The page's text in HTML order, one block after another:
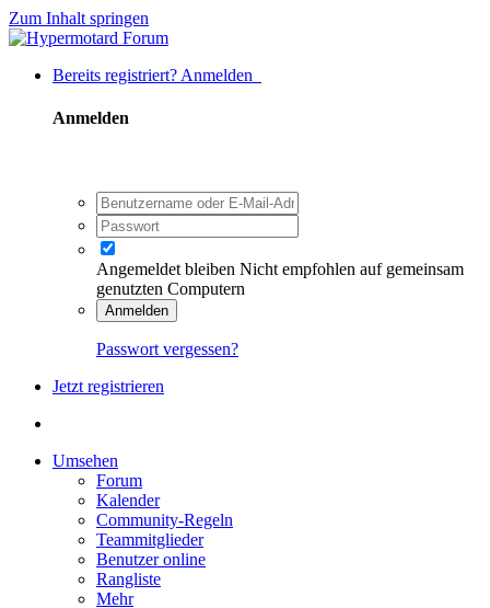
Zum Inhalt springen
Bereits registriert? Anmelden
Anmelden
Angemeldet bleiben Nicht empfohlen auf gemeinsam
genutzten Computern
Anmelden
Passwort vergessen?
Jetzt registrieren
Umsehen
Forum
Kalender
Community-Regeln
Teammitglieder
Benutzer online
Rangliste
Mehr